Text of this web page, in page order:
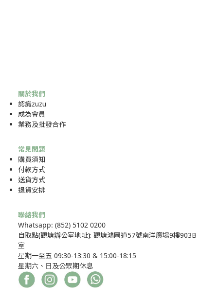
關於我們
認識zuzu
成為會員
業務及批發合作
常見問題
購買須知
付款方式
送貨方式
退貨安排
聯絡我們
Whatsapp: (852) 5102 0200
自取點(觀塘辦公室地址): 觀塘鴻圖道57號南洋廣場9樓903B
室
星期一至五 09:30-13:30 & 15:00-18:15
星期六、日及公眾期休息